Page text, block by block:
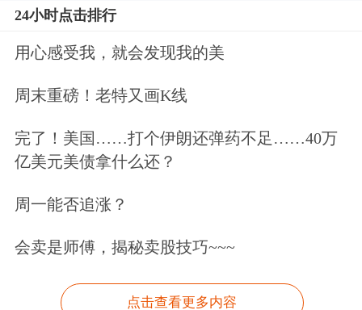
24小时点击排行
用心感受我，就会发现我的美
周末重磅！老特又画K线
完了！美国……打个伊朗还弹药不足……40万
亿美元美债拿什么还？
周一能否追涨？
会卖是师傅，揭秘卖股技巧~~~
点击查看更多内容